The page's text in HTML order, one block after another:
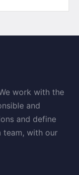
work with the
and
and define
team, with our